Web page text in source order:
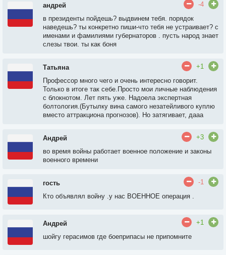
андрей
-4
в президенты пойдешь? выдвинем тебя. порядок
наведешь? ты конкретно пиши-что тебя не устраивает? с
именами и фамилиями губернаторов . пусть народ знает
слезы твои. ты как боня
Татьяна
+1
Профессор много чего и очень интересно говорит.
Только в итоге так себе.Просто мои личные наблюдения
с блокнотом. Лет пять уже. Надоела экспертная
болтология.(Бутылку вина самого незатейливого куплю
вместо аттракциона прогнозов). Но затягивает, дааа
Андрей
+3
во время войны работает военное положение и законы
военного времени
гость
-1
Кто объявлял войну .у нас ВОЕННОЕ операция .
Андрей
+1
шойгу герасимов где боеприпасы не припомните